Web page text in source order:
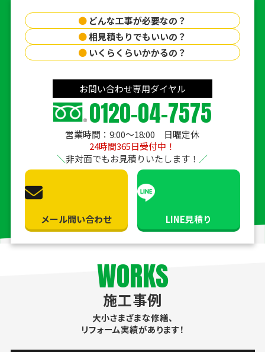
● どんな工事が必要なの？
●相見積もりでもいいの？
● いくらくらいかかるの？
お問い合わせ専用ダイヤル
0120-04-7575
営業時間：9:00〜18:00 日曜定休
24時間365日受付中！
非対面でもお見積りいたします！
メール問い合わせ LINE見積り
WORKS
施工事例
大小さまざまな修繕、
リフォーム実績があります！